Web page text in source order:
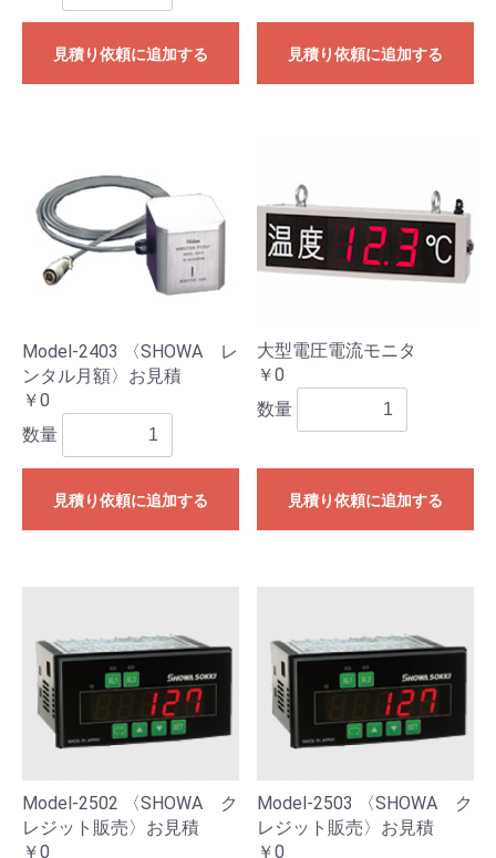
見積り依頼に追加する 見積り依頼に追加する
Model-2403 〈SHOWA レ
ンタル月額〉お見積
￥0
数量
見積り依頼に追加する
大型電圧電流モニタ
￥0
数量
見積り依頼に追加する
Model-2502 〈SHOWA ク
レジット販売〉お見積
￥0
Model-2503 〈SHOWA ク
レジット販売〉お見積
￥0